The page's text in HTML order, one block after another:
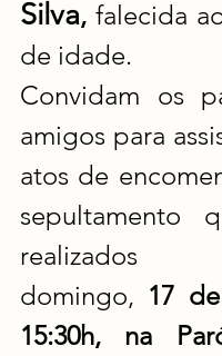
Silva, falecida
de idade.
Convidam os
amigos para
atos de
sepultamento
domingo, 17
15:30h, na